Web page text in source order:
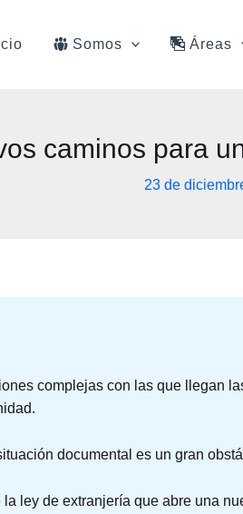
Somos Áreas
caminos para
23 de
complejas con las que llegan
documental es un gran
ley de extranjería que abre una